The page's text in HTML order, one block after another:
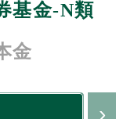
基金-N類
金